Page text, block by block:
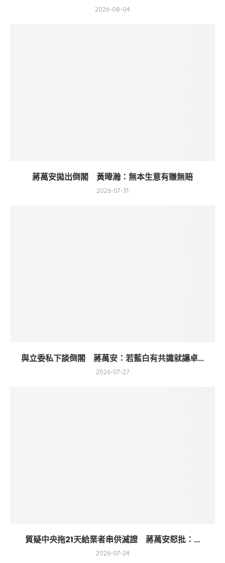
2026-08-04
蔣萬安拋出倒閣 黃暐瀚：無本生意有賺無賠
2026-07-31
與立委私下談倒閣 蔣萬安：若藍白有共識就讓卓...
2026-07-27
質疑中央拖21天給業者串供滅證 蔣萬安怒批：...
2026-07-24